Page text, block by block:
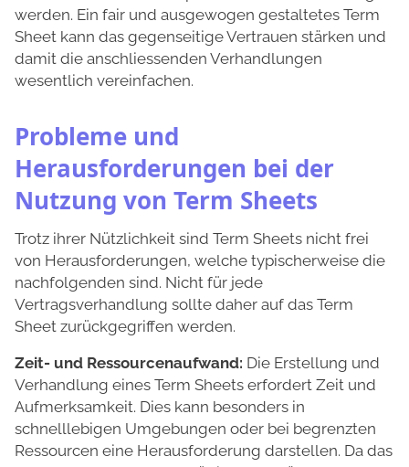
werden. Ein fair und ausgewogen gestaltetes Term
Sheet kann das gegenseitige Vertrauen stärken und
damit die anschliessenden Verhandlungen
wesentlich vereinfachen.
Probleme und
Herausforderungen bei der
Nutzung von Term Sheets
Trotz ihrer Nützlichkeit sind Term Sheets nicht frei
von Herausforderungen, welche typischerweise die
nachfolgenden sind. Nicht für jede
Vertragsverhandlung sollte daher auf das Term
Sheet zurückgegriffen werden.
Zeit- und Ressourcenaufwand: Die Erstellung und
Verhandlung eines Term Sheets erfordert Zeit und
Aufmerksamkeit. Dies kann besonders in
schnelllebigen Umgebungen oder bei begrenzten
Ressourcen eine Herausforderung darstellen. Da das